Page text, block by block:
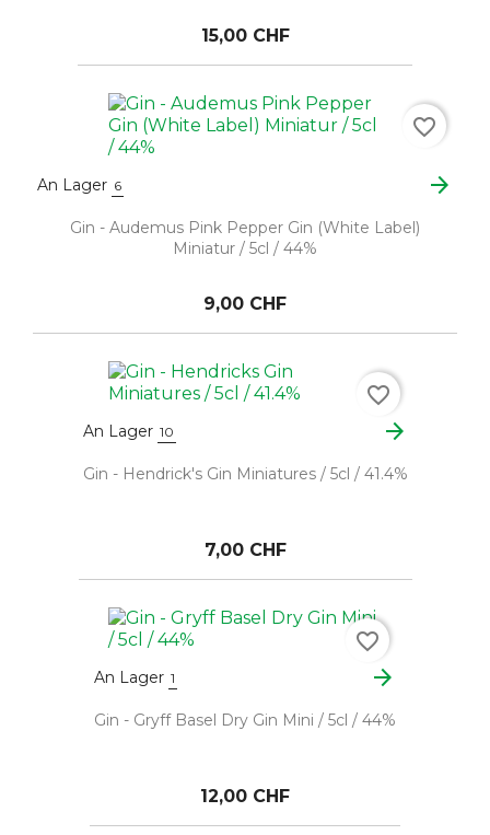
15,00 CHF
An Lager 6 arrow_forward
Gin - Audemus Pink Pepper Gin (White Label)
Miniatur / 5cl / 44%
9,00 CHF
favorite_border
An Lager 10 arrow_forward
Gin - Hendrick's Gin Miniatures / 5cl / 41.4%
7,00 CHF
favorite_border
An Lager 1 arrow_forward
Gin - Gryff Basel Dry Gin Mini / 5cl / 44%
12,00 CHF
favorite_border